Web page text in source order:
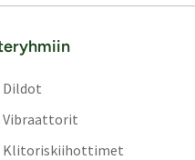
Dildot
Vibraattorit
Klitoriskiihottimet